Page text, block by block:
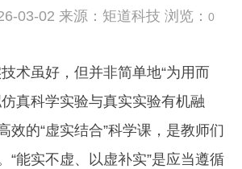
03-02 来源：矩道科技 浏览： 0
虽好，但并非简单地“为用而
真科学实验与真实实验有机融
效的“虚实结合”科学课，是教师们
“能实不虚、以虚补实”是应当遵循